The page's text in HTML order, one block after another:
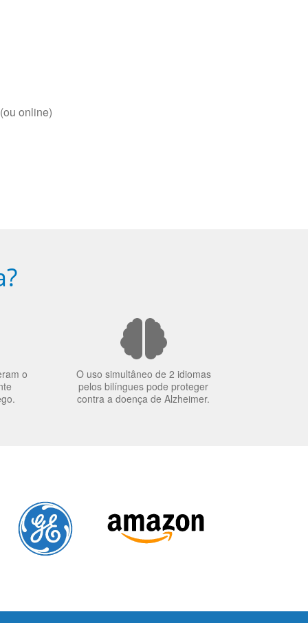
online)
o
O uso simultâneo de 2 idiomas
pelos bilíngues pode proteger
contra a doença de Alzheimer.